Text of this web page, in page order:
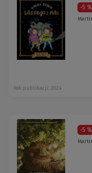
-5 %
Rok publikacji: 2024
-5 %